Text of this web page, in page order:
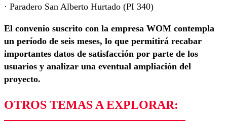
· Paradero San Alberto Hurtado (PI 340)
El convenio suscrito con la empresa WOM contempla
un período de seis meses, lo que permitirá recabar
importantes datos de satisfacción por parte de los
usuarios y analizar una eventual ampliación del
proyecto.
OTROS TEMAS A EXPLORAR: